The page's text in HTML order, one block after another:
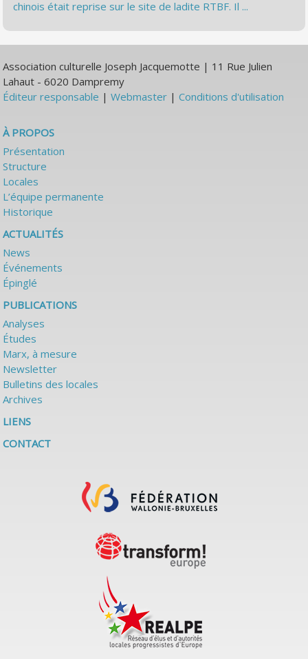
chinois était reprise sur le site de ladite RTBF. Il ...
Association culturelle Joseph Jacquemotte | 11 Rue Julien
Lahaut - 6020 Dampremy
Éditeur responsable |Webmaster |Conditions d'utilisation
À PROPOS
Présentation
Structure
Locales
L’équipe permanente
Historique
ACTUALITÉS
News
Événements
Épinglé
PUBLICATIONS
Analyses
Études
Marx, à mesure
Newsletter
Bulletins des locales
Archives
LIENS
CONTACT